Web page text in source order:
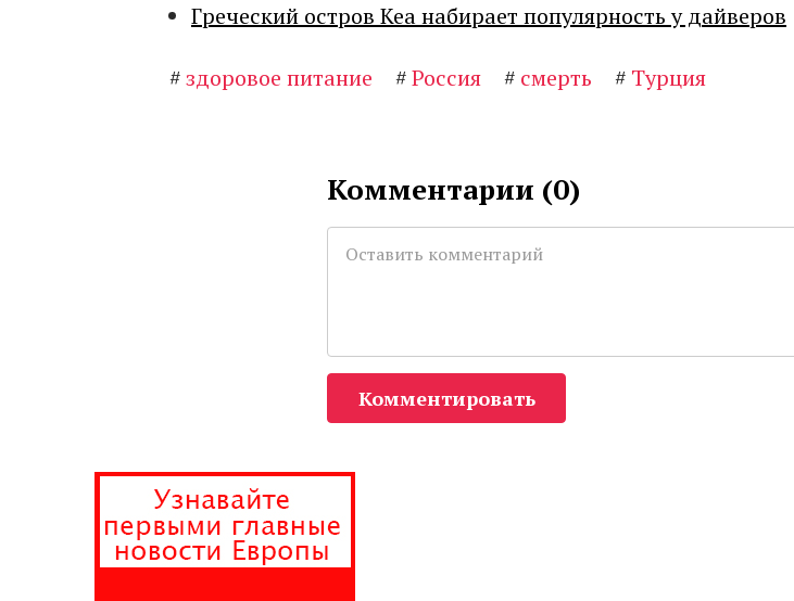
Греческий остров Кеа набирает популярность у дайверов
#здоровое питание #Россия # смерть # Турция
Комментарии (0)
Комментировать